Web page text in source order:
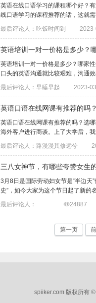
英语在线口语学习的课程哪个好？
线口语学习的课程推荐的话，这就
最后评论人：吃饭时间到
英语培训一对一价格是多少？
英语培训一对一价格是多少？哪家
口头的英语沟通就比较艰难，沟通
最后评论人：早睡早起
2023-
英语口语在线网课有推荐的吗
英语口语在线网课有推荐的吗？选
海外客户进行商谈。上了大学后，
最后评论人：路漫漫其修远兮
三八女神节，有哪些夸赞女生
3月8日是国际劳动妇女节是“半边天
史”，如今大家为这个节日起了新的
最后评论人：
24887
第一页
spiiker.com 版权所有